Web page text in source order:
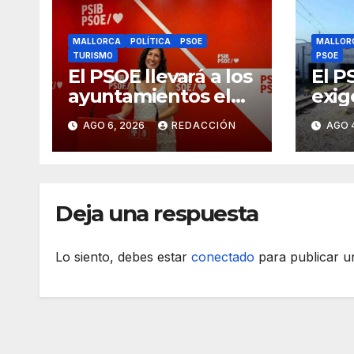
MALLORCA POLÍTICA
PSOE
TURISMO
El PSOE llevará a los
ayuntamientos el
cambio de modelo
turístico y de
vivienda
AGO 6, 2026 REDACCIÓN
PSOE
El
en
AGO
Deja una respuesta
Lo siento, debes estar conectado para publicar